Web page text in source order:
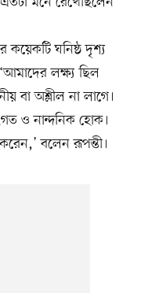
কয়েকটি ঘনিষ্ঠ দৃশ্য
লক্ষ্য ছিল
বা অশ্লীল না লাগে।
ও নান্দনিক হোক।
বলেন রূপন্তী।